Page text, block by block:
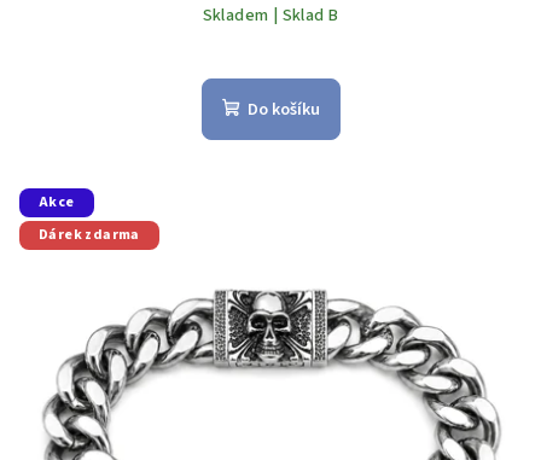
Skladem | Sklad B
Do košíku
Akce
Dárek zdarma